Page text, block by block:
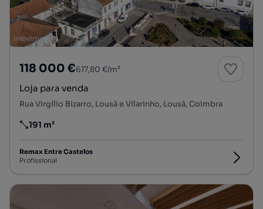
118 000 €617,80 €/m²
Loja para venda
Rua Virgílio Bizarro, Lousã e Vilarinho, Lousã, Coimbra
Preço por metro quadrado
191 m²
Remax Entre Castelos
Profissional